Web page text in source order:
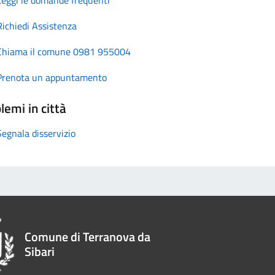
Assistenza
il comune 0981 955004
un appuntamento
in città
disservizio
Comune di Terranova da
Sibari